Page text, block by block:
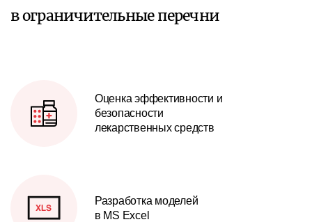
в ограничительные перечни
Оценка эффективности и
безопасности
лекарственных средств
Разработка моделей
в MS Excel